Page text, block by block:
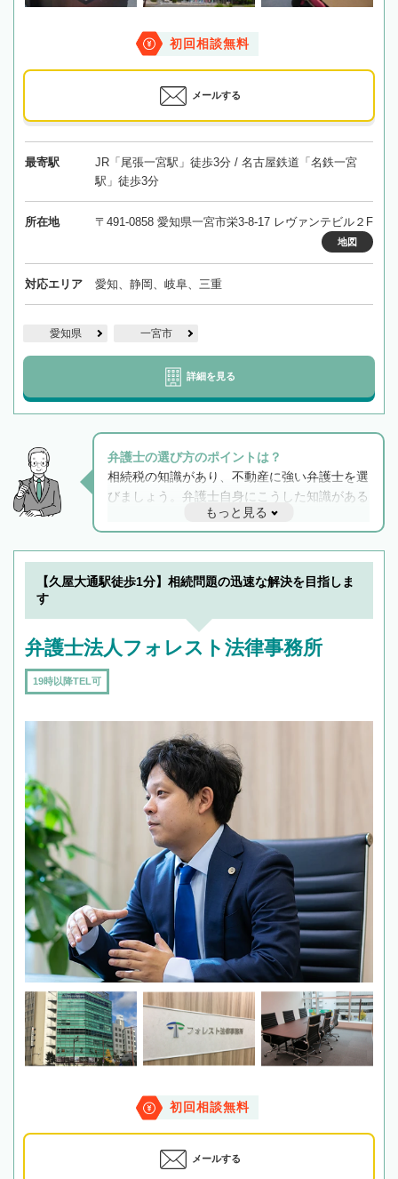
初回相談無料
メールする
最寄駅
JR「尾張一宮駅」徒歩3分 / 名古屋鉄道「名鉄一宮
駅」徒歩3分
所在地 〒491-0858 愛知県一宮市栄3-8-17 レヴァンテビル２F
地図
対応エリア 愛知、静岡、岐阜、三重
愛知県 一宮市
詳細を見る
弁護士の選び方のポイントは？
相続税の知識があり、不動産に強い弁護士を選
びましょう。弁護士自身にこうした知識がある
と他士業との連携もスムーズに進み、トラブル
解決のみならず相続をトータルで任せることが
できます。また、相続は感情がからむ分野なの
でフィーリングも重要です。実際に電話や面談
もっと見る
【久屋大通駅徒歩1分】相続問題の迅速な解決を目指しま
す
弁護士法人フォレスト法律事務所
19時以降TEL可
初回相談無料
メールする